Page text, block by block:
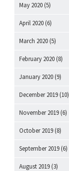
May 2020 (5)
April 2020 (6)
March 2020 (5)
February 2020 (8)
January 2020 (9)
December 2019 (10)
November 2019 (6)
October 2019 (8)
September 2019 (6)
August 2019 (3)